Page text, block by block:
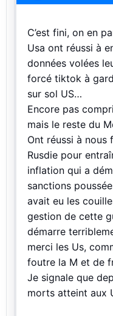
C’est fini, on en
Usa ont réussi à
données volées
forcé tiktok à
sur sol US…
Encore pas
mais le reste du
Ont réussi à nous
Rusdie pour
inflation qui a
sanctions
avait eu les
gestion de cette
démarre
merci les Us,
foutre la M et de
Je signale que
morts atteint aux